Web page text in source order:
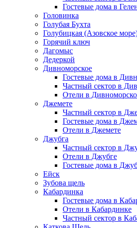
Гостевые дома в
Головинка
Голубая Бухта
Голубицкая (Азовское
Горячий ключ
Дагомыс
Дедеркой
Дивноморское
Гостевые дома в
Частный сектор в
Отели в
Джемете
Частный сектор в
Гостевые дома в
Отели в Джемете
Джубга
Частный сектор в
Отели в Джубге
Гостевые дома в
Ейск
Зубова щель
Кабардинка
Гостевые дома в
Отели в Кабардинке
Частный сектор в